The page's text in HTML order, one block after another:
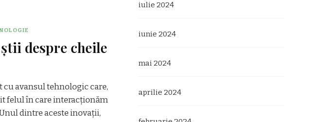
despre cheile
avansul tehnologic care,
felul în care interacționăm
dintre aceste inovații,
iulie 2024
iunie 2024
mai 2024
aprilie 2024